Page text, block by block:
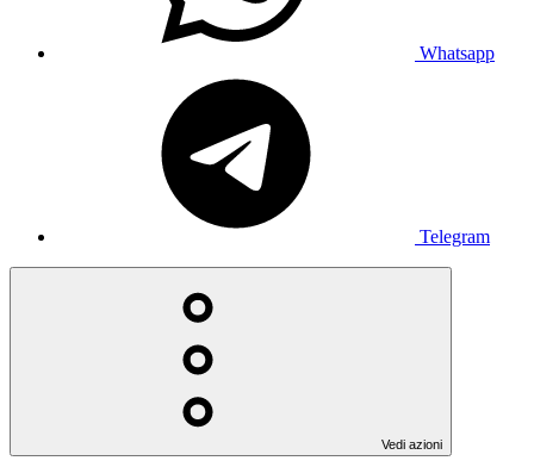
Whatsapp
Telegram
Vedi azioni